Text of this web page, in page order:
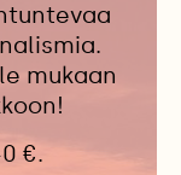
mukaan
€.